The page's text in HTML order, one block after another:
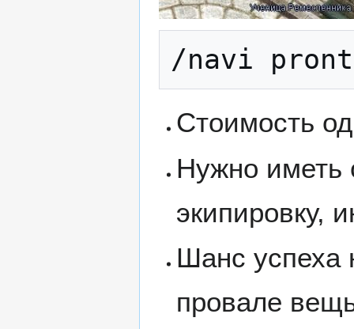
/navi
Стоимость
Нужно иметь
экипировку,
Шанс успеха
провале